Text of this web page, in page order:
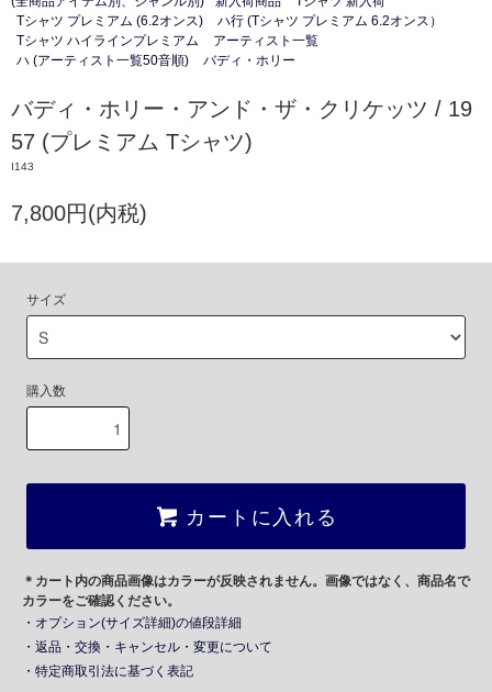
Tシャツ プレミアム (6.2オンス)
ハ行 (Tシャツ プレミアム 6.2オンス）
Tシャツ ハイラインプレミアム
アーティスト一覧
ハ (アーティスト一覧50音順)
バディ・ホリー
バディ・ホリー・アンド・ザ・クリケッツ / 19
57 (プレミアム Tシャツ)
I143
7,800円(内税)
サイズ
購入数
カートに入れる
＊カート内の商品画像はカラーが反映されません。画像ではなく、商品名で
カラーをご確認ください。
・オプション(サイズ詳細)の値段詳細
・返品・交換・キャンセル・変更について
・特定商取引法に基づく表記